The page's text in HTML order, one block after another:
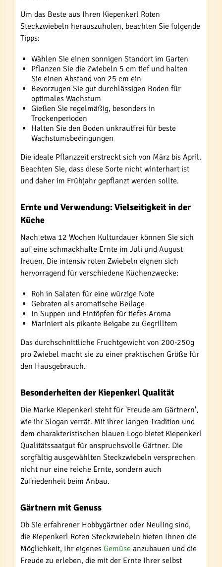
Um das Beste aus Ihren Kiepenkerl Roten
Steckzwiebeln herauszuholen, beachten Sie folgende
Tipps:
Wählen Sie einen sonnigen Standort im Garten
Pflanzen Sie die Zwiebeln 5 cm tief und halten
Sie einen Abstand von 25 cm ein
Bevorzugen Sie gut durchlässigen Boden für
optimales Wachstum
Gießen Sie regelmäßig, besonders in
Trockenperioden
Halten Sie den Boden unkrautfrei für beste
Wachstumsbedingungen
Die ideale Pflanzzeit erstreckt sich von März bis April.
Beachten Sie, dass diese Sorte nicht winterhart ist
und daher im Frühjahr gepflanzt werden sollte.
Ernte und Verwendung: Vielseitigkeit in der
Küche
Nach etwa 12 Wochen Kulturdauer können Sie sich
auf eine schmackhafte Ernte im Juli und August
freuen. Die intensiv roten Zwiebeln eignen sich
hervorragend für verschiedene Küchenzwecke:
Roh in Salaten für eine würzige Note
Gebraten als aromatische Beilage
In Suppen und Eintöpfen für tiefes Aroma
Mariniert als pikante Beigabe zu Gegrilltem
Das durchschnittliche Fruchtgewicht von 200-250g
pro Zwiebel macht sie zu einer praktischen Größe für
den Hausgebrauch.
Besonderheiten der Kiepenkerl Qualität
Die Marke Kiepenkerl steht für 'Freude am Gärtnern',
wie ihr Slogan verrät. Mit ihrer langen Tradition und
dem charakteristischen blauen Logo bietet Kiepenkerl
Qualitätssaatgut für anspruchsvolle Gärtner. Die
sorgfältig ausgewählten Steckzwiebeln versprechen
nicht nur eine reiche Ernte, sondern auch
Zufriedenheit beim Anbau.
Gärtnern mit Genuss
Ob Sie erfahrener Hobbygärtner oder Neuling sind,
die Kiepenkerl Roten Steckzwiebeln bieten Ihnen die
Möglichkeit, Ihr eigenes Gemüse anzubauen und die
Freude zu erleben, die mit der Ernte Ihrer selbst